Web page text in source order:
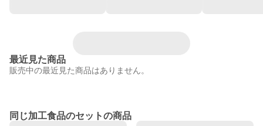
最近見た商品
販売中の最近見た商品はありません。
同じ加工食品のセットの商品